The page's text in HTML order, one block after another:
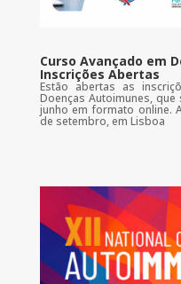
Curso Avançado em
Inscrições Abertas
Estão abertas as
Doenças Autoimunes,
junho em formato online.
de setembro, em Lisboa